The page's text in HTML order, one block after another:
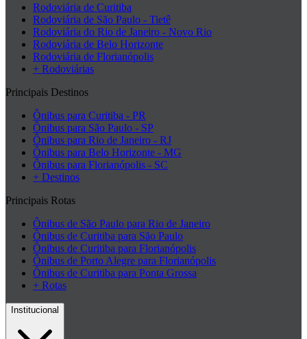
Rodoviária de Curitiba
Rodoviária de São Paulo - Tietê
Rodoviária do Rio de Janeiro - Novo Rio
Rodoviária de Belo Horizonte
Rodoviária de Florianópolis
+ Rodoviárias
Principais Destinos
Ônibus para Curitiba - PR
Ônibus para São Paulo - SP
Ônibus para Rio de Janeiro - RJ
Ônibus para Belo Horizonte - MG
Ônibus para Florianópolis - SC
+ Destinos
Principais Rotas
Ônibus de São Paulo para Rio de Janeiro
Ônibus de Curitiba para São Paulo
Ônibus de Curitiba para Florianópolis
Ônibus de Porto Alegre para Florianópolis
Ônibus de Curitiba para Ponta Grossa
+ Rotas
Institucional